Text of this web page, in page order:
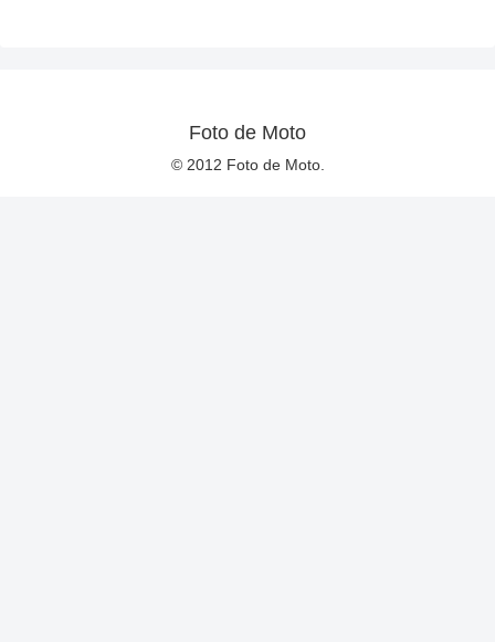
Foto de Moto
© 2012 Foto de Moto.